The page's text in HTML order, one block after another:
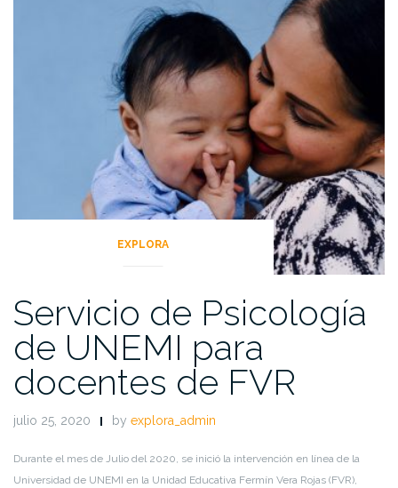
EXPLORA
Servicio de Psicología
de UNEMI para
docentes de FVR
julio 25, 2020 by explora_admin
Durante el mes de Julio del 2020, se inició la intervención en línea de la
Universidad de UNEMI en la Unidad Educativa Fermín Vera Rojas (FVR),